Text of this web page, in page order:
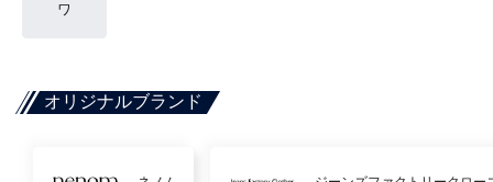
ワ
オリジナルブランド